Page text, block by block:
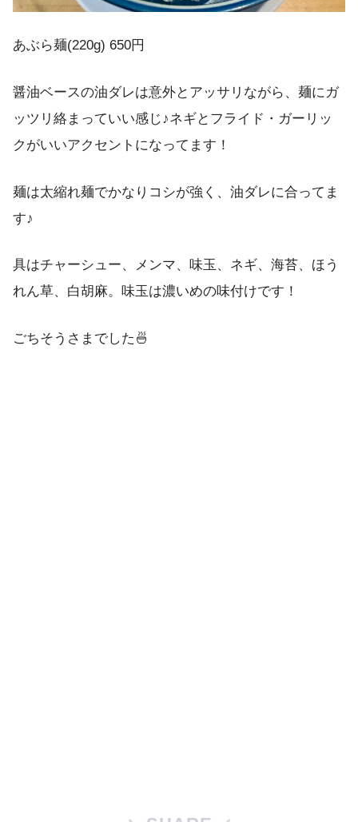
あぶら麺(220g) 650円
醤油ベースの油ダレは意外とアッサリながら、麺にガ
ッツリ絡まっていい感じ♪ネギとフライド・ガーリッ
クがいいアクセントになってます！
麺は太縮れ麺でかなりコシが強く、油ダレに合ってま
す♪
具はチャーシュー、メンマ、味玉、ネギ、海苔、ほう
れん草、白胡麻。味玉は濃いめの味付けです！
ごちそうさまでした🍜